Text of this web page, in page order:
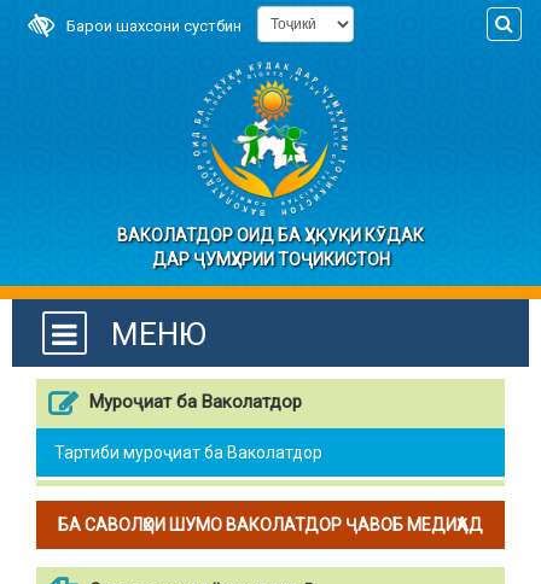
Барои шахсони сустбин
ВАКОЛАТДОР ОИД БА ҲУҚУҚИ КӮДАК
ДАР ҶУМҲУРИИ ТОҶИКИСТОН
МЕНЮ
Муроҷиат ба Ваколатдор
Тартиби муроҷиат ба Ваколатдор
БА САВОЛҲОИ ШУМО ВАКОЛАТДОР ҶАВОБ МЕДИҲАД